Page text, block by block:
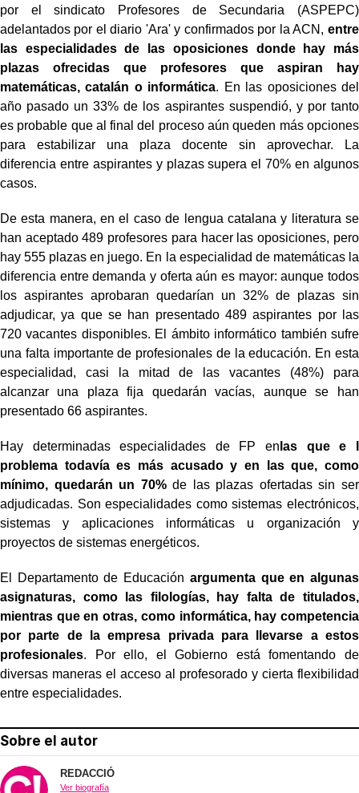
por el sindicato Profesores de Secundaria (ASPEPC)
adelantados por el diario 'Ara' y confirmados por la ACN, entre
las especialidades de las oposiciones donde hay más
plazas ofrecidas que profesores que aspiran hay
matemáticas, catalán o informática. En las oposiciones del
año pasado un 33% de los aspirantes suspendió, y por tanto
es probable que al final del proceso aún queden más opciones
para estabilizar una plaza docente sin aprovechar. La
diferencia entre aspirantes y plazas supera el 70% en algunos
casos.
De esta manera, en el caso de lengua catalana y literatura se
han aceptado 489 profesores para hacer las oposiciones, pero
hay 555 plazas en juego. En la especialidad de matemáticas la
diferencia entre demanda y oferta aún es mayor: aunque todos
los aspirantes aprobaran quedarían un 32% de plazas sin
adjudicar, ya que se han presentado 489 aspirantes por las
720 vacantes disponibles. El ámbito informático también sufre
una falta importante de profesionales de la educación. En esta
especialidad, casi la mitad de las vacantes (48%) para
alcanzar una plaza fija quedarán vacías, aunque se han
presentado 66 aspirantes.
Hay determinadas especialidades de FP en las que e l
problema todavía es más acusado y en las que, como
mínimo, quedarán un 70%de las plazas ofertadas sin ser
adjudicadas. Son especialidades como sistemas electrónicos,
sistemas y aplicaciones informáticas u organización y
proyectos de sistemas energéticos.
El Departamento de Educación argumenta que en algunas
asignaturas, como las filologías, hay falta de titulados,
mientras que en otras, como informática, hay competencia
por parte de la empresa privada para llevarse a estos
profesionales. Por ello, el Gobierno está fomentando de
diversas maneras el acceso al profesorado y cierta flexibilidad
entre especialidades.
Sobre el autor
REDACCIÓ
Ver biografía